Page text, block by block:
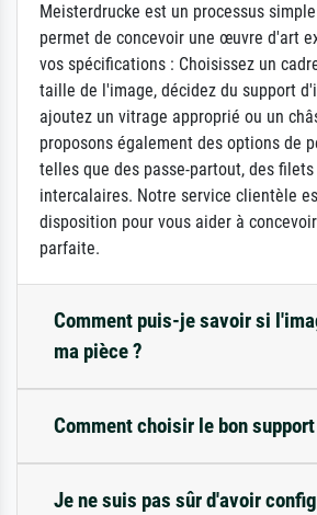
Meisterdrucke est un processus
permet de concevoir une œuvre d'art
vos spécifications : Choisissez un
taille de l'image, décidez du support
ajoutez un vitrage approprié ou un
proposons également des options de
telles que des passe-partout, des
intercalaires. Notre service clientèle
disposition pour vous aider à
parfaite.
Comment puis-je savoir si
ma pièce ?
Comment choisir le bon
Je ne suis pas sûr d'avoir